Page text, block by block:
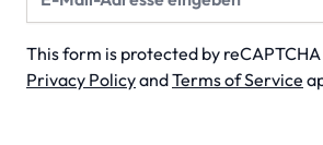
This form is protected by
Privacy PolicyandTerms of Service